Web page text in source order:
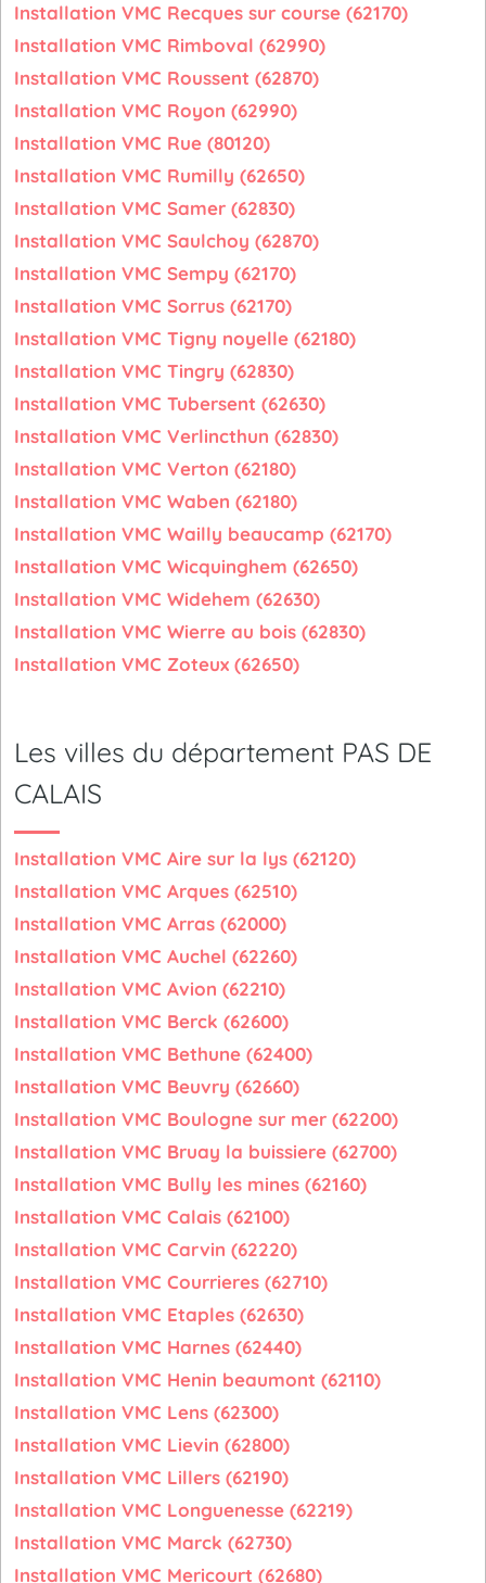
Installation VMC Recques sur course (62170)
Installation VMC Rimboval (62990)
Installation VMC Roussent (62870)
Installation VMC Royon (62990)
Installation VMC Rue (80120)
Installation VMC Rumilly (62650)
Installation VMC Samer (62830)
Installation VMC Saulchoy (62870)
Installation VMC Sempy (62170)
Installation VMC Sorrus (62170)
Installation VMC Tigny noyelle (62180)
Installation VMC Tingry (62830)
Installation VMC Tubersent (62630)
Installation VMC Verlincthun (62830)
Installation VMC Verton (62180)
Installation VMC Waben (62180)
Installation VMC Wailly beaucamp (62170)
Installation VMC Wicquinghem (62650)
Installation VMC Widehem (62630)
Installation VMC Wierre au bois (62830)
Installation VMC Zoteux (62650)
Les villes du département PAS DE
CALAIS
Installation VMC Aire sur la lys (62120)
Installation VMC Arques (62510)
Installation VMC Arras (62000)
Installation VMC Auchel (62260)
Installation VMC Avion (62210)
Installation VMC Berck (62600)
Installation VMC Bethune (62400)
Installation VMC Beuvry (62660)
Installation VMC Boulogne sur mer (62200)
Installation VMC Bruay la buissiere (62700)
Installation VMC Bully les mines (62160)
Installation VMC Calais (62100)
Installation VMC Carvin (62220)
Installation VMC Courrieres (62710)
Installation VMC Etaples (62630)
Installation VMC Harnes (62440)
Installation VMC Henin beaumont (62110)
Installation VMC Lens (62300)
Installation VMC Lievin (62800)
Installation VMC Lillers (62190)
Installation VMC Longuenesse (62219)
Installation VMC Marck (62730)
Installation VMC Mericourt (62680)